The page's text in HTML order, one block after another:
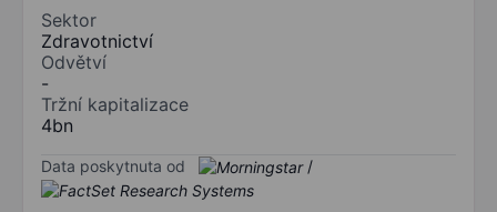
Sektor
Zdravotnictví
Odvětví
-
Tržní kapitalizace
4bn
Data poskytnuta od /